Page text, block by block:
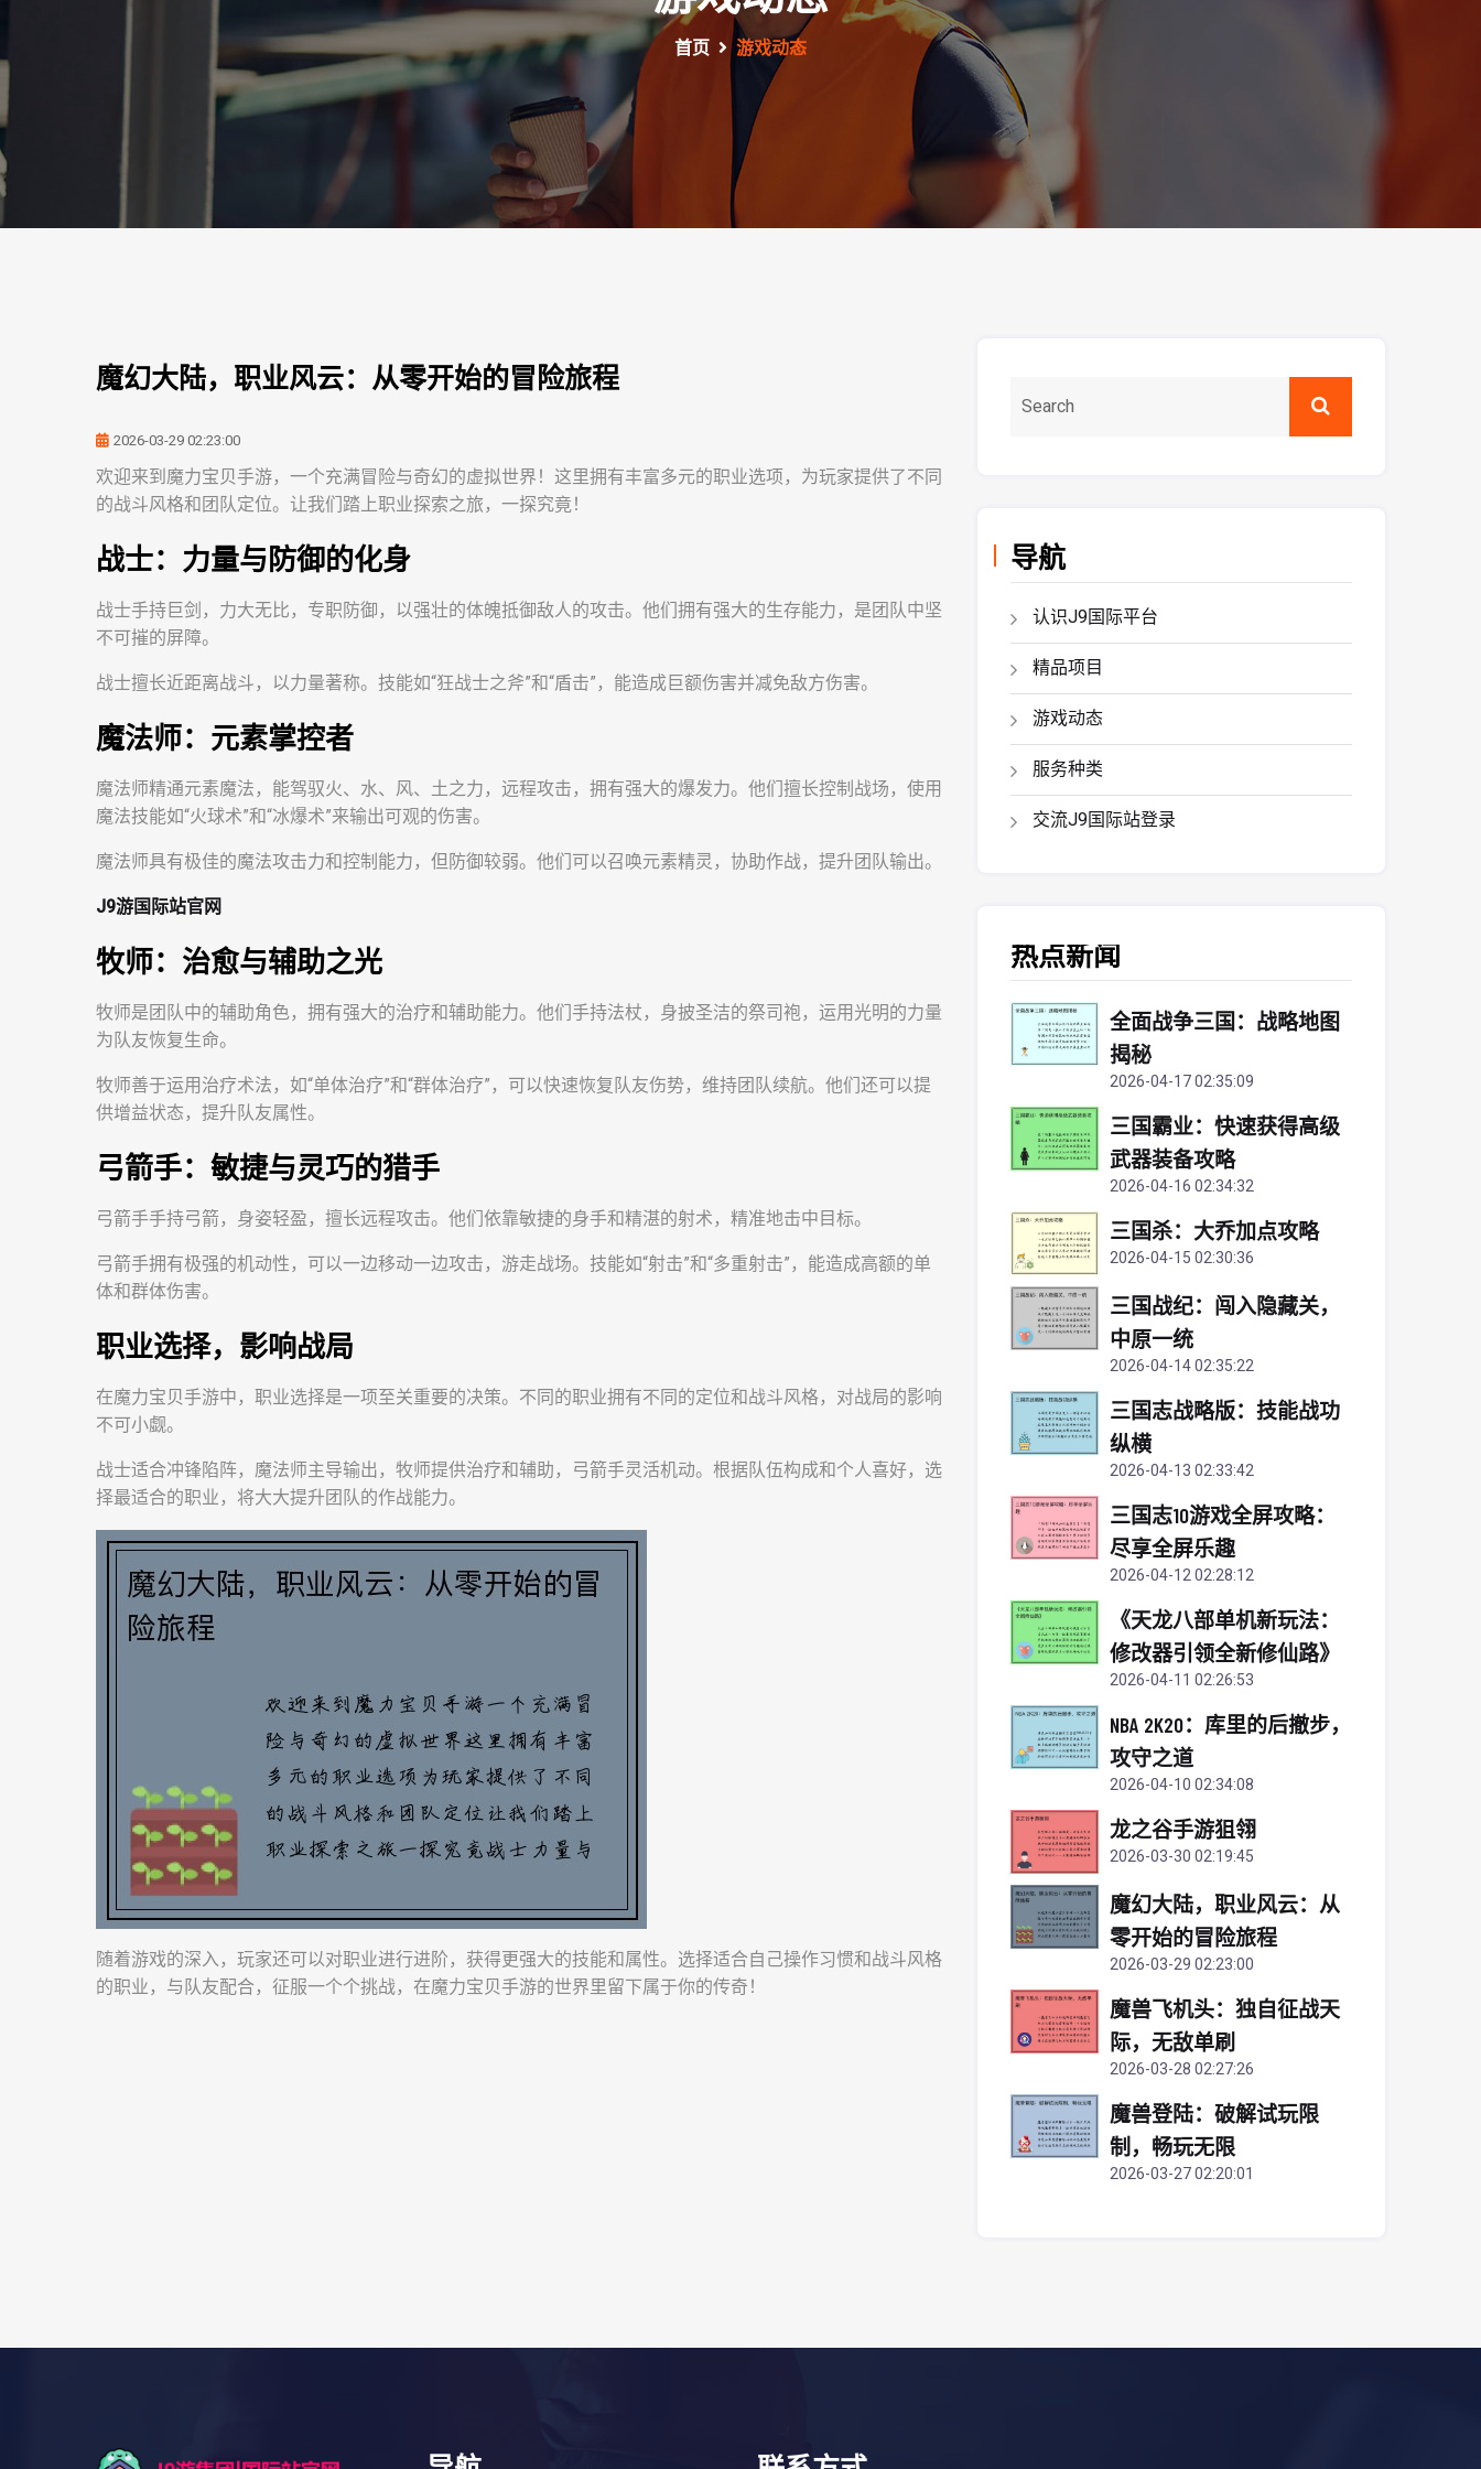
首页 游戏动态
魔幻大陆，职业风云：从零开始的冒险旅程
2026-03-29 02:23:00
欢迎来到魔力宝贝手游，一个充满冒险与奇幻的虚拟世界！这里拥有丰富多元的职业选项，为玩家提供了不同
的战斗风格和团队定位。让我们踏上职业探索之旅，一探究竟！
战士：力量与防御的化身
战士手持巨剑，力大无比，专职防御，以强壮的体魄抵御敌人的攻击。他们拥有强大的生存能力，是团队中坚
不可摧的屏障。
战士擅长近距离战斗，以力量著称。技能如“狂战士之斧”和“盾击”，能造成巨额伤害并减免敌方伤害。
魔法师：元素掌控者
魔法师精通元素魔法，能驾驭火、水、风、土之力，远程攻击，拥有强大的爆发力。他们擅长控制战场，使用
魔法技能如“火球术”和“冰爆术”来输出可观的伤害。
魔法师具有极佳的魔法攻击力和控制能力，但防御较弱。他们可以召唤元素精灵，协助作战，提升团队输出。
J9游国际站官网
牧师：治愈与辅助之光
牧师是团队中的辅助角色，拥有强大的治疗和辅助能力。他们手持法杖，身披圣洁的祭司袍，运用光明的力量
为队友恢复生命。
牧师善于运用治疗术法，如“单体治疗”和“群体治疗”，可以快速恢复队友伤势，维持团队续航。他们还可以提
供增益状态，提升队友属性。
弓箭手：敏捷与灵巧的猎手
弓箭手手持弓箭，身姿轻盈，擅长远程攻击。他们依靠敏捷的身手和精湛的射术，精准地击中目标。
弓箭手拥有极强的机动性，可以一边移动一边攻击，游走战场。技能如“射击”和“多重射击”，能造成高额的单
体和群体伤害。
职业选择，影响战局
在魔力宝贝手游中，职业选择是一项至关重要的决策。不同的职业拥有不同的定位和战斗风格，对战局的影响
不可小觑。
战士适合冲锋陷阵，魔法师主导输出，牧师提供治疗和辅助，弓箭手灵活机动。根据队伍构成和个人喜好，选
择最适合的职业，将大大提升团队的作战能力。
随着游戏的深入，玩家还可以对职业进行进阶，获得更强大的技能和属性。选择适合自己操作习惯和战斗风格
的职业，与队友配合，征服一个个挑战，在魔力宝贝手游的世界里留下属于你的传奇！
导航
认识J9国际平台
精品项目
游戏动态
服务种类
交流J9国际站登录
热点新闻
全面战争三国：战略地图
揭秘
2026-04-17 02:35:09
三国霸业：快速获得高级
武器装备攻略
2026-04-16 02:34:32
三国杀：大乔加点攻略
2026-04-15 02:30:36
三国战纪：闯入隐藏关，
中原一统
2026-04-14 02:35:22
三国志战略版：技能战功
纵横
2026-04-13 02:33:42
三国志10游戏全屏攻略：
尽享全屏乐趣
2026-04-12 02:28:12
《天龙八部单机新玩法：
修改器引领全新修仙路》
2026-04-11 02:26:53
NBA 2K20：库里的后撤步，
攻守之道
2026-04-10 02:34:08
龙之谷手游狙翎
2026-03-30 02:19:45
魔幻大陆，职业风云：从
零开始的冒险旅程
2026-03-29 02:23:00
魔兽飞机头：独自征战天
际，无敌单刷
2026-03-28 02:27:26
魔兽登陆：破解试玩限
制，畅玩无限
2026-03-27 02:20:01